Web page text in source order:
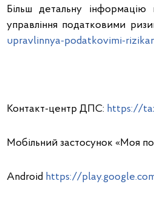
Більш детальну
управління податковими
upravlinnya-podatkovimi-
Контакт-центр ДПС: https://
Мобільний застосунок «Моя
Android https://